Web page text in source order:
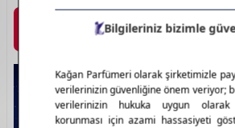
Marka Detayı